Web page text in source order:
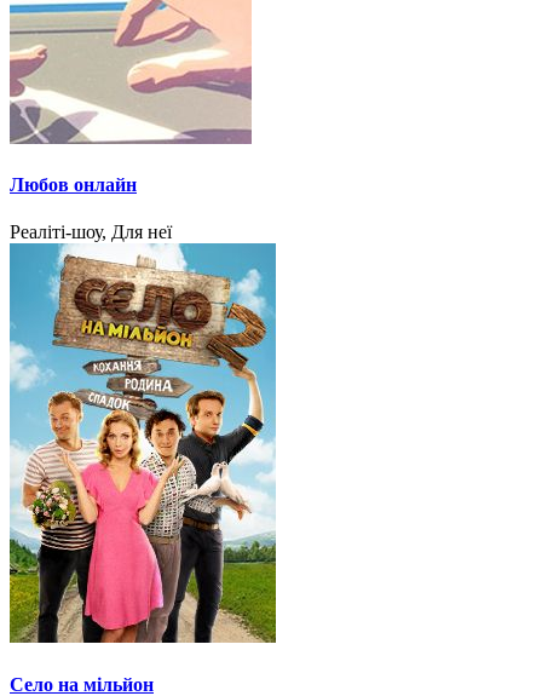
Любов онлайн
Реаліті-шоу, Для неї
Село на мільйон